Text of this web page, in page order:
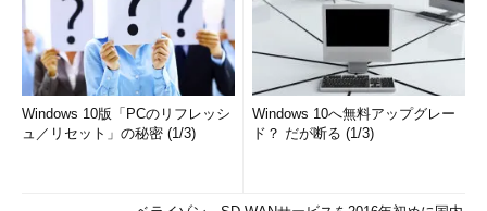
Windows 10版「PCのリフレッシ
ュ／リセット」の秘密 (1/3)
Windows 10へ無料アップグレー
ド？ だが断る (1/3)